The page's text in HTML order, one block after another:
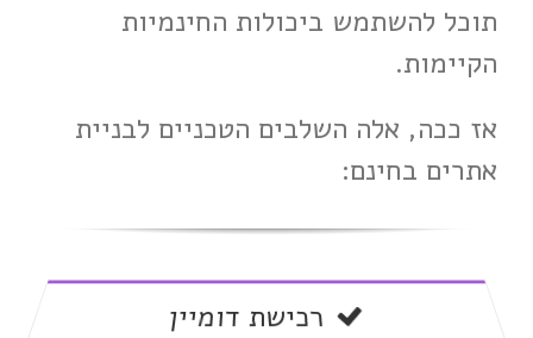
תוכל להשתמש ביכולות החינמיות
הקיימות.
אז ככה, אלה השלבים הטכניים לבניית
אתרים בחינם:
רכישת דומיין